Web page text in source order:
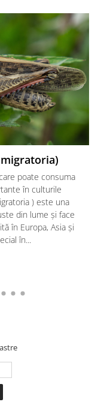
poate consuma
în culturile
) este una
din lume și face
în Europa, Asia și
în...